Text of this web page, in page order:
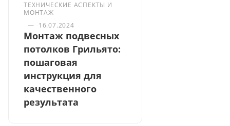
ТЕХНИЧЕСКИЕ АСПЕКТЫ И
МОНТАЖ
— 16.07.2024
Монтаж подвесных
потолков Грильято:
пошаговая
инструкция для
качественного
результата